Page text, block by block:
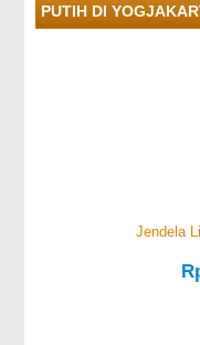
PUTIH DI
Jendela